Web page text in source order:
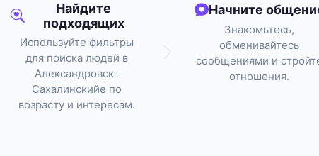
Найдите
подходящих
Используйте фильтры
для поиска людей в
Александровск-
Сахалинскийе по
возрасту и интересам.
Начните
Знакомьтесь,
обменивайтесь
сообщениями и
отношения.